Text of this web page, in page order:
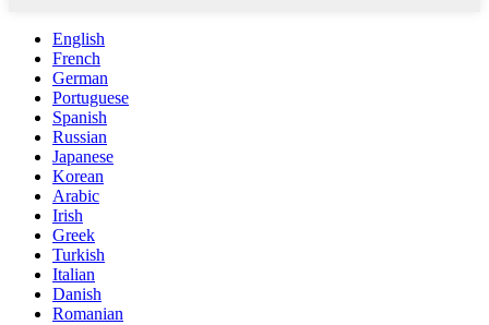
English
French
German
Portuguese
Spanish
Russian
Japanese
Korean
Arabic
Irish
Greek
Turkish
Italian
Danish
Romanian